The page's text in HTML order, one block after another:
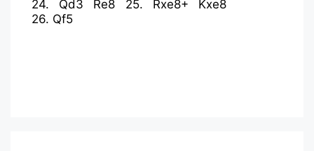
24. Qd3 Re8 25. Rxe8+
Kxe8
26. Qf5